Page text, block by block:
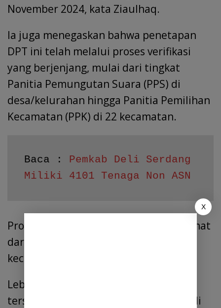
November 2024, kata Ziaulhaq.
Ia juga menegaskan bahwa penetapan
DPT ini telah melalui proses verifikasi
yang berjenjang, mulai dari tingkat
Panitia Pemungutan Suara (PPS) di
desa/kelurahan hingga Panitia Pemilihan
Kecamatan (PPK) di 22 kecamatan.
Baca : Pemkab Deli Serdang
Miliki 4101 Tenaga Non ASN
Proses ini sudah dilakukan secara cermat
dari tingkat PPS hingga PPK di seluruh
kecamatan, tambahnya.
Lebih lanjut, hasil penetapan DPT
tersebut akan direkapitulasi kembali di
X